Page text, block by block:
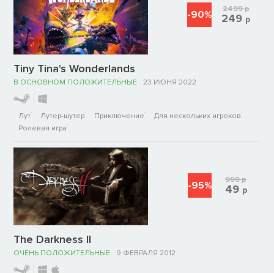
Tiny Tina's Wonderlands
В ОСНОВНОМ ПОЛОЖИТЕЛЬНЫЕ 23 ИЮНЯ 2022
Лут Лутер-шутер Приключение
Для нескольких игроков
Ролевая игра
-90% 2499р
249 р
The Darkness II
ОЧЕНЬ ПОЛОЖИТЕЛЬНЫЕ 9 ФЕВРАЛЯ 2012
-95% 999р
49 р